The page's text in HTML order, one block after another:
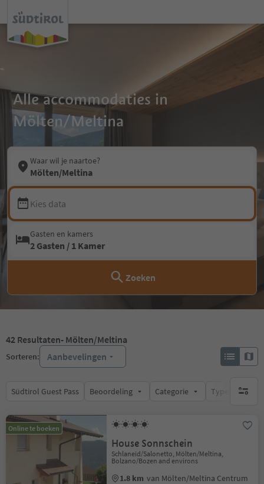
Alle accommodaties in
Mölten/Meltina
Waar wil je naartoe?
Mölten/Meltina
Kies data
Gasten en kamers
2 Gasten / 1 Kamer
Zoeken
42 Resultaten- Mölten/Meltina
Sorteren: Aanbevelingen
Südtirol Guest Pass Beoordeling Categorie Type catering
geen
Online te boeken
House Sonnschein
Schlaneid/Salonetto, Mölten/Meltina,
Bolzano/Bozen and environs
1.8 km van Mölten/Meltina Centrum